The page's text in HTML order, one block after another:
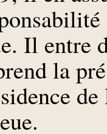
Il entre
la